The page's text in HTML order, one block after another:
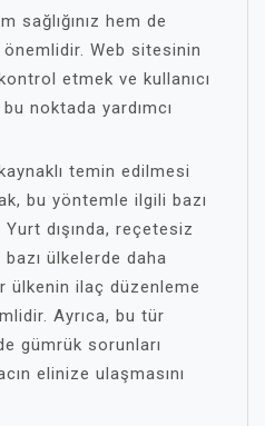
sağlığınız hem de
önemlidir. Web sitesinin
etmek ve kullanıcı
noktada yardımcı
temin edilmesi
bu yöntemle ilgili bazı
dışında, reçetesiz
ülkelerde daha
ülkenin ilaç düzenleme
Ayrıca, bu tür
gümrük sorunları
elinize ulaşmasını